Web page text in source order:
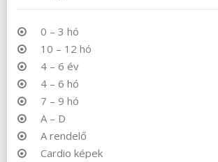
0 – 3 hó
10 – 12 hó
4 – 6 év
4 – 6 hó
7 – 9 hó
A – D
A rendelő
Cardio képek